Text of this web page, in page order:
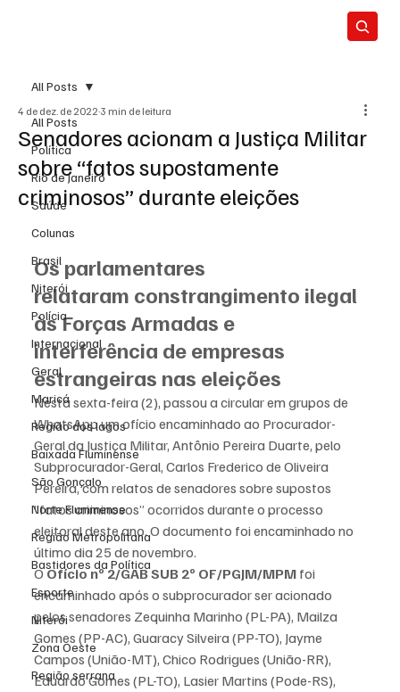
All Posts
Política
Rio de Janeiro
Saúde
Colunas
Brasil
Niterói
Polícia
Internacional
Geral
Maricá
Região dos lagos
Baixada Fluminense
São Gonçalo
Norte Fluminense
Região Metropolitana
Bastidores da Política
Esporte
Niterói
Zona Oeste
Região serrana
All Posts
Senadores acionam a Justiça Militar
sobre “fatos supostamente
criminosos” durante eleições
4 de dez. de 2022 3 min de leitura
Os parlamentares
relataram constrangimento ilegal
às Forças Armadas e
interferência de empresas
estrangeiras nas eleições
Nesta sexta-feira (2), passou a circular em grupos de
WhatsApp um ofício encaminhado ao Procurador-
Geral da Justiça Militar, Antônio Pereira Duarte, pelo
Subprocurador-Geral, Carlos Frederico de Oliveira
Pereira, com relatos de senadores sobre supostos
“fatos criminosos” ocorridos durante o processo
eleitoral deste ano. O documento foi encaminhado no
último dia 25 de novembro.
O Ofício nº 2/GAB SUB 2º OF/PGJM/MPM foi
encaminhado após o subprocurador ser acionado
pelos senadores Zequinha Marinho (PL-PA), Mailza
Gomes (PP-AC), Guaracy Silveira (PP-TO), Jayme
Campos (União-MT), Chico Rodrigues (União-RR),
Eduardo Gomes (PL-TO), Lasier Martins (Pode-RS),